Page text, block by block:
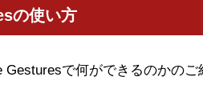
の使い方
で何ができるのかのご